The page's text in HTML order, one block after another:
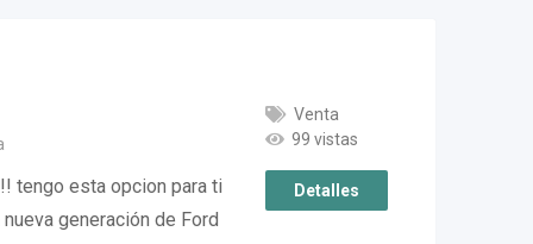
tengo esta opcion para ti
generación de Ford
Venta
99 vistas
Detalles